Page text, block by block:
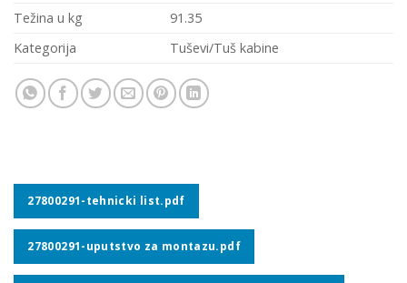
Težina u kg
91.35
Kategorija
Tuševi/Tuš kabine
27800291-tehnicki list.pdf
27800291-uputstvo za montazu.pdf